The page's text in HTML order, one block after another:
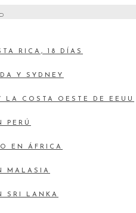
RICA, 18 DÍAS
Y SYDNEY
LA COSTA OESTE DE EEUU
PERÚ
EN ÁFRICA
MALASIA
SRI LANKA